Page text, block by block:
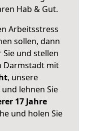
Hab & Gut.
Arbeitsstress
sollen, dann
und stellen
Darmstadt mit
, unsere
lehnen Sie
17 Jahre
und holen Sie